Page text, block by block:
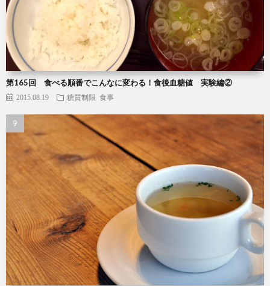
第165回 食べる順番でこんなに変わる！食後血糖値 実験編②
2015.08.19 糖質制限 食事